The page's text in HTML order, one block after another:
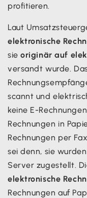
profitieren.
Laut
elektronische
sieoriginär auf
versandt wurde.
scannt und
keine E-
Rechnungen in
Rechnungen per
sei denn, sie
Server zugestellt.
elektronische
Rechnungen auf